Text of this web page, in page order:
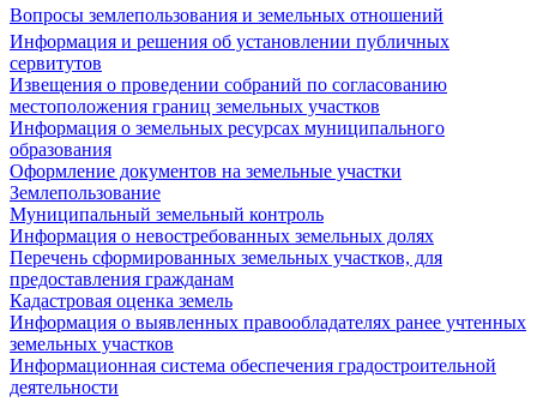
Вопросы землепользования и земельных отношений
Информация и решения об установлении публичных
сервитутов
Извещения о проведении собраний по согласованию
местоположения границ земельных участков
Информация о земельных ресурсах муниципального
образования
Оформление документов на земельные участки
Землепользование
Муниципальный земельный контроль
Информация о невостребованных земельных долях
Перечень сформированных земельных участков, для
предоставления гражданам
Кадастровая оценка земель
Информация о выявленных правообладателях ранее учтенных
земельных участков
Информационная система обеспечения градостроительной
деятельности